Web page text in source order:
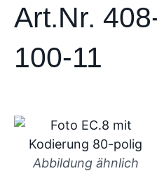
Art.Nr.
100-11
Abbildung ähnlich